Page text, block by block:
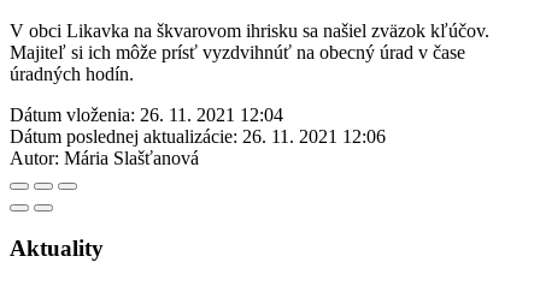
V obci Likavka na škvarovom ihrisku sa našiel zväzok kľúčov.
Majiteľ si ich môže prísť vyzdvihnúť na obecný úrad v čase
úradných hodín.
Dátum vloženia: 26. 11. 2021 12:04
Dátum poslednej aktualizácie: 26. 11. 2021 12:06
Autor: Mária Slašťanová
Aktuality